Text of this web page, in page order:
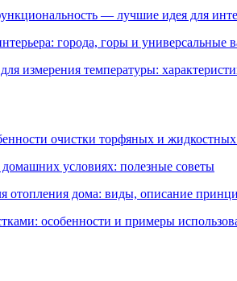
— лучшие идея для
города, горы и универсальные
измерения температуры:
очистки торфяных и
условиях: полезные советы
отопления дома: виды, описание
особенности и примеры